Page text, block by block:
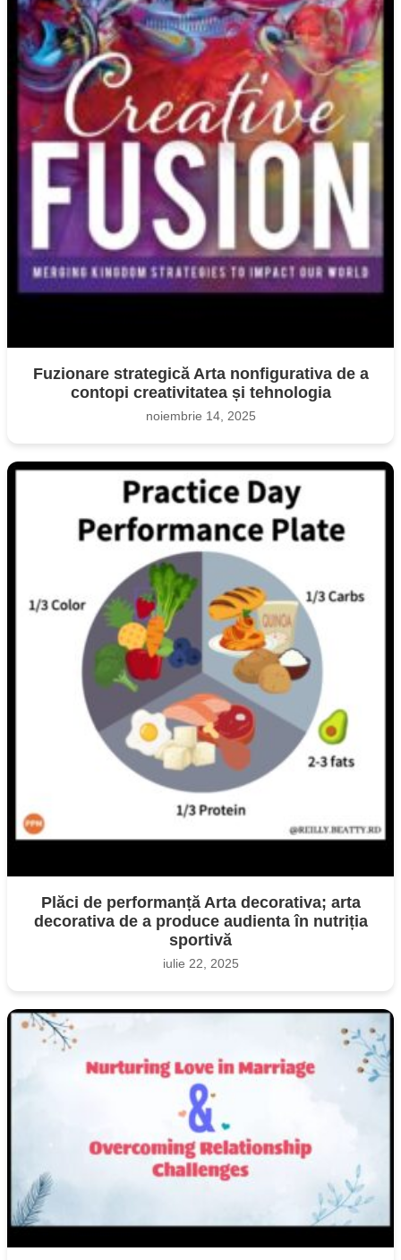
Fuzionare strategică Arta nonfigurativa de a
contopi creativitatea și tehnologia
noiembrie 14, 2025
Plăci de performanță Arta decorativa; arta
decorativa de a produce audienta în nutriția
sportivă
iulie 22, 2025